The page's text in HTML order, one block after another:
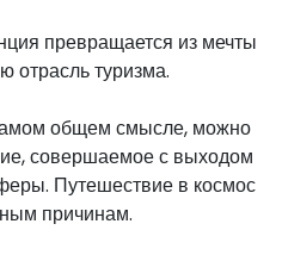
превращается из мечты
отрасль туризма.
общем смысле, можно
совершаемое с выходом
Путешествие в космос
причинам.